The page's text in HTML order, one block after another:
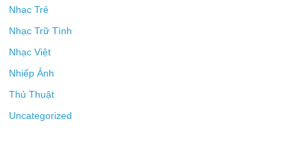
Nhạc Trẻ
Nhạc Trữ Tình
Nhạc Việt
Nhiếp Ảnh
Thủ Thuật
Uncategorized